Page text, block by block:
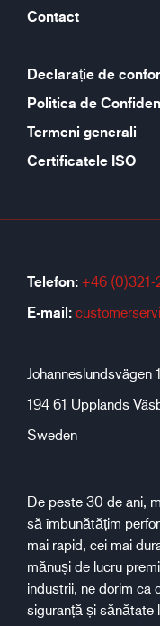
Contact
Declarație de
Politica de
Termeni generali
Certificatele ISO
Telefon: +46
E-mail:
Johanneslundsvägen
194 61 Upplands
Sweden
De peste 30 de ani,
să îmbunătățim
mai rapid, cei mai
mănuși de lucru
industrii, ne dorim ca
siguranță și sănătate